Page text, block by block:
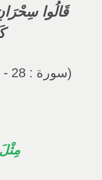
قَالُوا
(سورة : 28 - سورة القصص, اية : 48)